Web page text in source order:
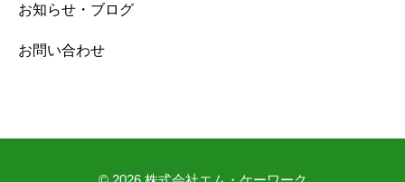
お知らせ・ブログ
お問い合わせ